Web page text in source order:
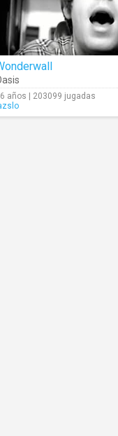
años | 203099 jugadas